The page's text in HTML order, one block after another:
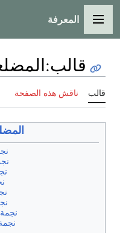
القائمة الرئيسية
المعرفة
قالب:
قالب ناقش هذه الصفحة